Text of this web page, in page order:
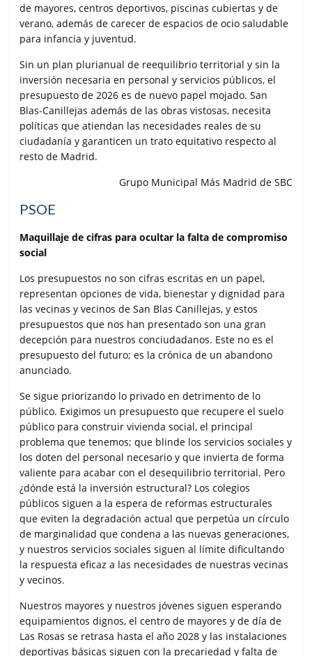
de mayores, centros deportivos, piscinas cubiertas y de
verano, además de carecer de espacios de ocio saludable
para infancia y juventud.
Sin un plan plurianual de reequilibrio territorial y sin la
inversión necesaria en personal y servicios públicos, el
presupuesto de 2026 es de nuevo papel mojado. San
Blas-Canillejas además de las obras vistosas, necesita
políticas que atiendan las necesidades reales de su
ciudadanía y garanticen un trato equitativo respecto al
resto de Madrid.
Grupo Municipal Más Madrid de SBC
PSOE
Maquillaje de cifras para ocultar la falta de compromiso
social
Los presupuestos no son cifras escritas en un papel,
representan opciones de vida, bienestar y dignidad para
las vecinas y vecinos de San Blas Canillejas, y estos
presupuestos que nos han presentado son una gran
decepción para nuestros conciudadanos. Este no es el
presupuesto del futuro; es la crónica de un abandono
anunciado.
Se sigue priorizando lo privado en detrimento de lo
público. Exigimos un presupuesto que recupere el suelo
público para construir vivienda social, el principal
problema que tenemos; que blinde los servicios sociales y
los doten del personal necesario y que invierta de forma
valiente para acabar con el desequilibrio territorial. Pero
¿dónde está la inversión estructural? Los colegios
públicos siguen a la espera de reformas estructurales
que eviten la degradación actual que perpetúa un círculo
de marginalidad que condena a las nuevas generaciones,
y nuestros servicios sociales siguen al límite dificultando
la respuesta eficaz a las necesidades de nuestras vecinas
y vecinos.
Nuestros mayores y nuestros jóvenes siguen esperando
equipamientos dignos, el centro de mayores y de día de
Las Rosas se retrasa hasta el año 2028 y las instalaciones
deportivas básicas siguen con la precariedad y falta de